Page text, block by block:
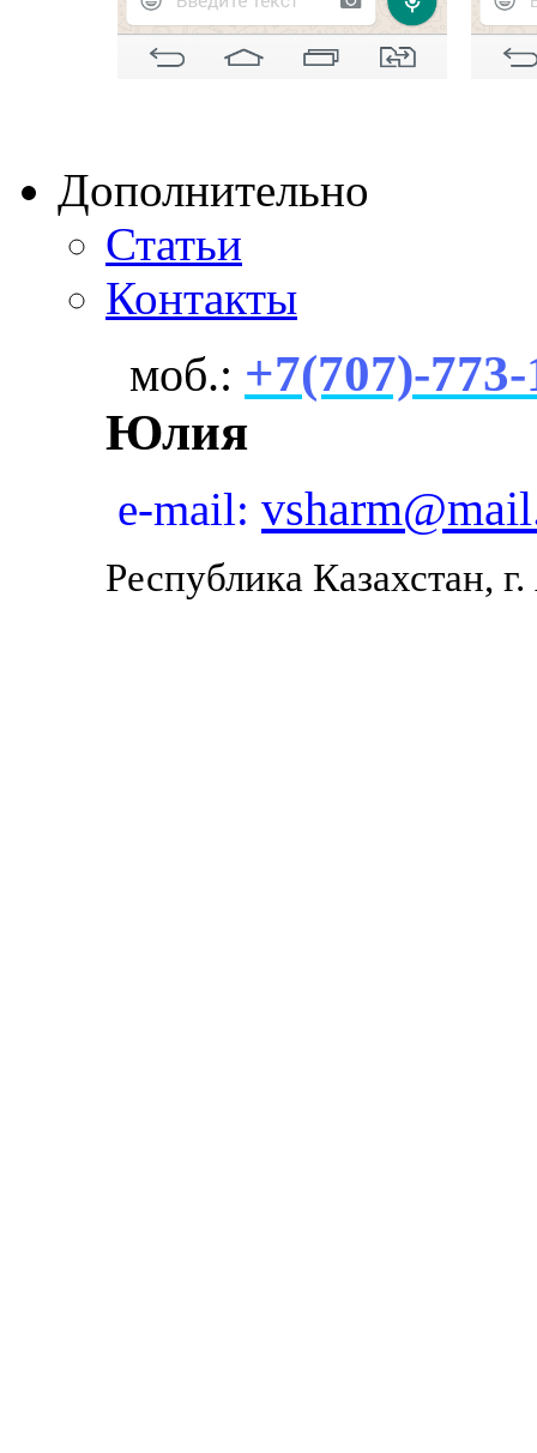
Дополнительно
Статьи
Контакты
моб.: +7(707)-
Юлия
e-mail:
Республика Казахстан,